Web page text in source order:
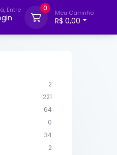
Entre 0
Meu Carrinho
R$ 0,00
2
221
64
0
34
2